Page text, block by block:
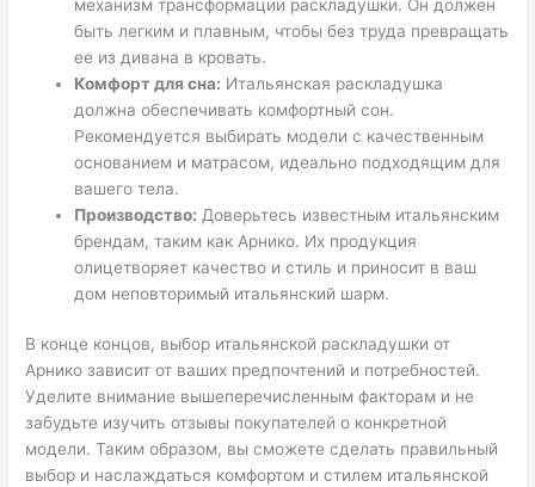
механизм трансформации раскладушки. Он должен
быть легким и плавным, чтобы без труда превращать
ее из дивана в кровать.
Комфорт для сна: Итальянская раскладушка
должна обеспечивать комфортный сон.
Рекомендуется выбирать модели с качественным
основанием и матрасом, идеально подходящим для
вашего тела.
Производство: Доверьтесь известным итальянским
брендам, таким как Арнико. Их продукция
олицетворяет качество и стиль и приносит в ваш
дом неповторимый итальянский шарм.
В конце концов, выбор итальянской раскладушки от
Арнико зависит от ваших предпочтений и потребностей.
Уделите внимание вышеперечисленным факторам и не
забудьте изучить отзывы покупателей о конкретной
модели. Таким образом, вы сможете сделать правильный
выбор и наслаждаться комфортом и стилем итальянской